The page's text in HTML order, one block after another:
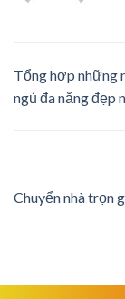
Tổng hợp những
ngủ đa năng đẹp
Chuyển nhà trọn